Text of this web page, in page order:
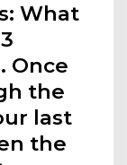
What
Once
the
last
the